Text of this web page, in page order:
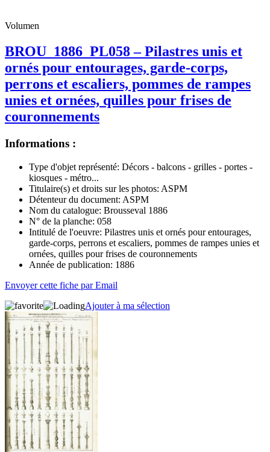
Volumen
BROU_1886_PL058 – Pilastres unis et
ornés pour entourages, garde-corps,
perrons et escaliers, pommes de rampes
unies et ornées, quilles pour frises de
couronnements
Informations :
Type d'objet représenté: Décors - balcons - grilles - portes -
kiosques - métro...
Titulaire(s) et droits sur les photos: ASPM
Détenteur du document: ASPM
Nom du catalogue: Brousseval 1886
N° de la planche: 058
Intitulé de l'oeuvre: Pilastres unis et ornés pour entourages,
garde-corps, perrons et escaliers, pommes de rampes unies et
ornées, quilles pour frises de couronnements
Année de publication: 1886
Envoyer cette fiche par Email
Ajouter à ma sélection